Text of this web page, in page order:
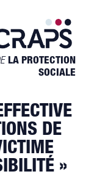
LA PROTECTION
SOCIALE
DE
»